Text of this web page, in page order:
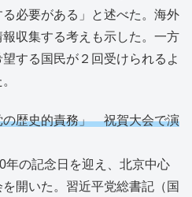
必要がある」と述べた。海外
収集する考えも示した。一方
する国民が２回受けられるよ
の歴史的責務」 祝賀大会で演
年の記念日を迎え、北京中心
開いた。習近平党総書記（国